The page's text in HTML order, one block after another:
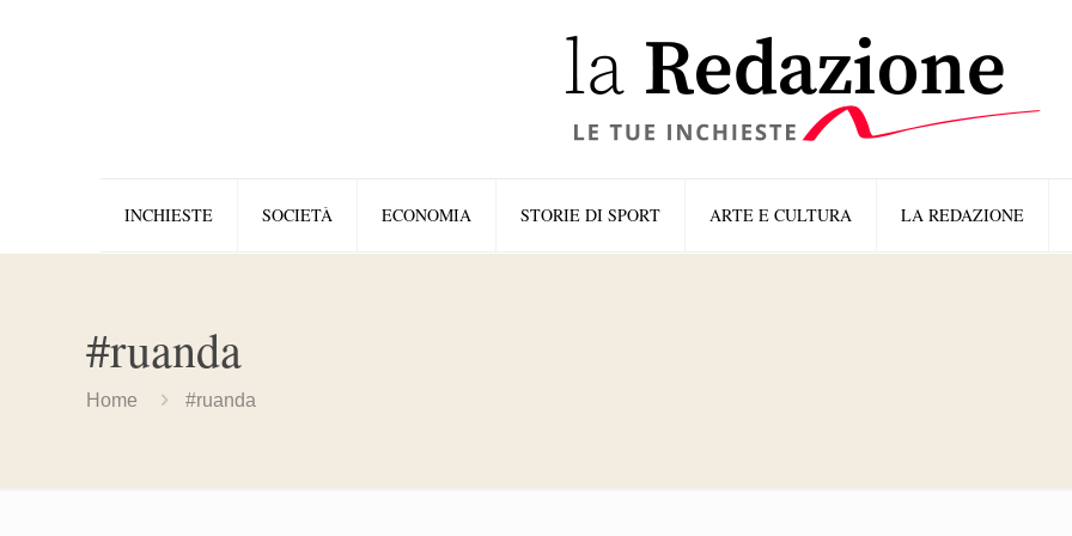
INCHIESTE SOCIETÀ ECONOMIA STORIE DI SPORT ARTE E CULTURA LA REDAZIONE
#ruanda
Home #ruanda